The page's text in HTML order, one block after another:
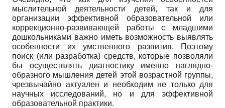
мыслительной деятельности детей, так и для
организации эффективной образовательной или
коррекционно-развивающей работы с младшими
дошкольниками важно иметь возможность выявлять
особенности их умственного развития. Поэтому
поиск (или разработка) средств, которые позволяли
бы осуществлять диагностику именно наглядно-
образного мышления детей этой возрастной группы,
чрезвычайно актуален и необходим не только для
научных исследований, но и для эффективной
образовательной практики.